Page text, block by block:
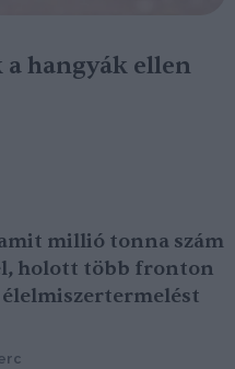
a hangyák ellen
millió tonna szám
holott több fronton